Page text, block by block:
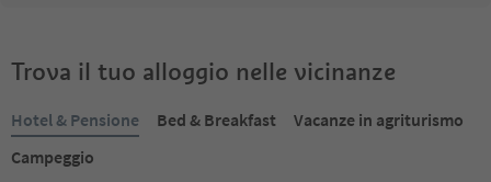
Trova il tuo alloggio nelle vicinanze
Hotel & Pensione Bed & Breakfast
Vacanze in agriturismo
Campeggio